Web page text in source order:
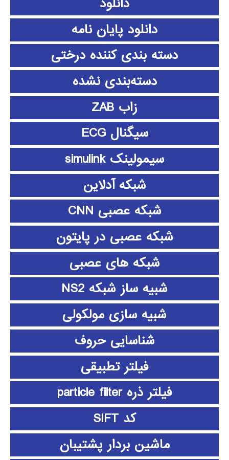
دانلود پايان نامه
دسته بندی کننده درختی
دسته‌بندی نشده
زاب ZAB
سیگنال ECG
سیمولینک simulink
شبکه آدلاین
شبکه عصبی CNN
شبکه عصبی در پایتون
شبکه های عصبی
شبیه ساز شبکه NS2
شبیه سازی مولکولی
شناسایی حروف
فیلتر تطبیقی
فیلتر ذره particle filter
کد SIFT
ماشین بردار پشتیبان